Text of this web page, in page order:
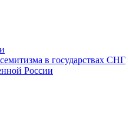
в государствах СНГ
России